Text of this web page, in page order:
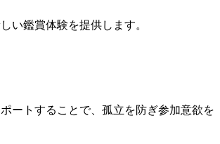
い鑑賞体験を提供します。
ートすることで、孤立を防ぎ参加意欲を